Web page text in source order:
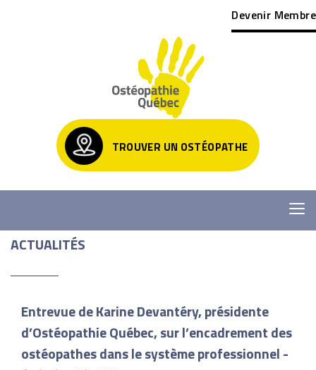
Devenir Membre
TROUVER UN OSTÉOPATHE
ACTUALITÉS
Entrevue de Karine Devantéry, présidente
d’Ostéopathie Québec, sur l’encadrement des
ostéopathes dans le système professionnel -